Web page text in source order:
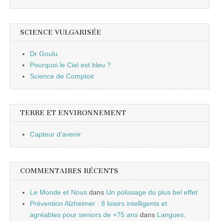
SCIENCE VULGARISÉE
Dr Goulu
Pourquoi le Ciel est bleu ?
Science de Comptoir
TERRE ET ENVIRONNEMENT
Capteur d'avenir
COMMENTAIRES RÉCENTS
Le Monde et Nous dans Un polissage du plus bel effet
Prévention Alzheimer : 8 loisirs intelligents et
agréables pour seniors de +75 ans dans Langues,